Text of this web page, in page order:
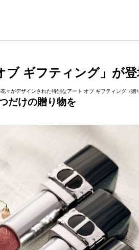
ブ ギフティング」が
がデザインされた特別なアート オブ ギフティング（贈
だけの贈り物を